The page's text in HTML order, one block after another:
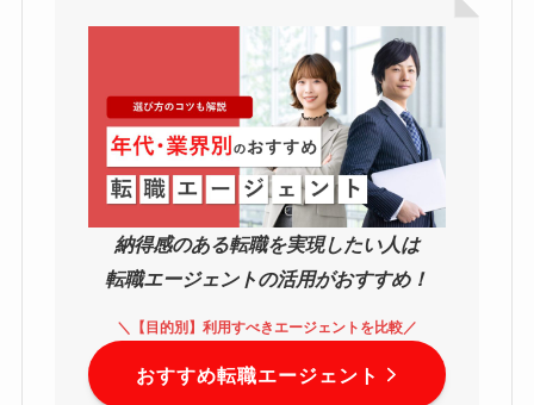
納得感のある転職を実現したい人は
転職エージェントの活用がおすすめ！
＼【目的別】利用すべきエージェントを比較／
おすすめ転職エージェント